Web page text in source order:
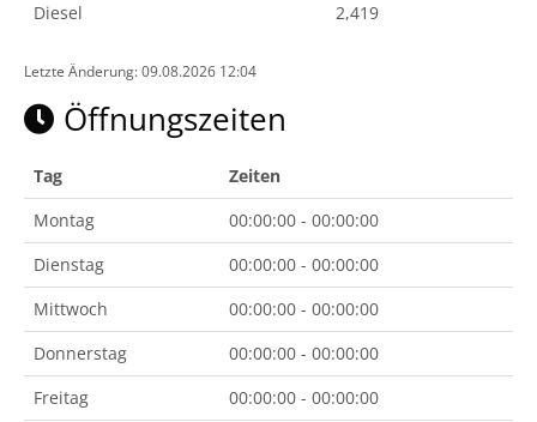
Diesel
2,419
Letzte Änderung: 09.08.2026 12:04
Öffnungszeiten
Tag
Zeiten
Montag
00:00:00 - 00:00:00
Dienstag
00:00:00 - 00:00:00
Mittwoch
00:00:00 - 00:00:00
Donnerstag
00:00:00 - 00:00:00
Freitag
00:00:00 - 00:00:00